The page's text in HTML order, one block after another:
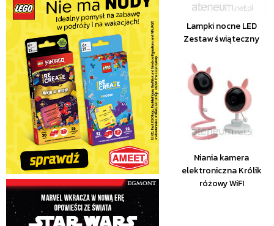
Lampki nocne LED
Zestaw świąteczny
Niania kamera
elektroniczna Królik
różowy WiFI